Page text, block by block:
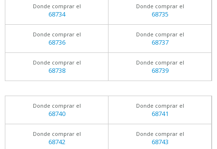
Donde comprar el
68734
Donde comprar el
68735
Donde comprar el
68736
Donde comprar el
68737
Donde comprar el
68738
Donde comprar el
68739
Donde comprar el
68740
Donde comprar el
68741
Donde comprar el
68742
Donde comprar el
68743